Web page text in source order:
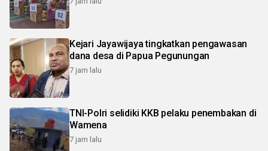
Kejari Jayawijaya tingkatkan pengawasan
dana desa di Papua Pegunungan
7 jam lalu
TNI-Polri selidiki KKB pelaku penembakan di
Wamena
7 jam lalu